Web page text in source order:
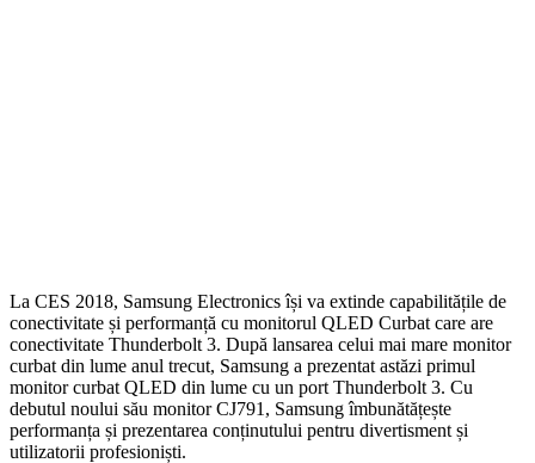
La CES 2018, Samsung Electronics își va extinde capabilitățile de
conectivitate și performanță cu monitorul QLED Curbat care are
conectivitate Thunderbolt 3. După lansarea celui mai mare monitor
curbat din lume anul trecut, Samsung a prezentat astăzi primul
monitor curbat QLED din lume cu un port Thunderbolt 3. Cu
debutul noului său monitor CJ791, Samsung îmbunătățește
performanța și prezentarea conținutului pentru divertisment și
utilizatorii profesioniști.